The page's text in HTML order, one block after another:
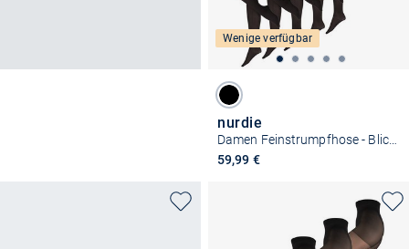
Wenige verfügbar
nurdie
Damen Feinstrumpfhose - Blickdicht 40 DEN
59,99 €